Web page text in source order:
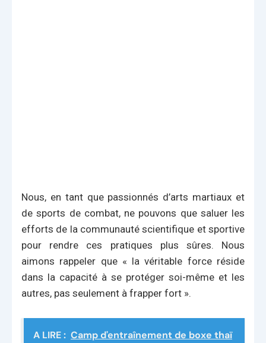
Nous, en tant que passionnés d’arts martiaux et
de sports de combat, ne pouvons que saluer les
efforts de la communauté scientifique et sportive
pour rendre ces pratiques plus sûres. Nous
aimons rappeler que « la véritable force réside
dans la capacité à se protéger soi-même et les
autres, pas seulement à frapper fort ».
A LIRE : Camp d'entraînement de boxe thaï